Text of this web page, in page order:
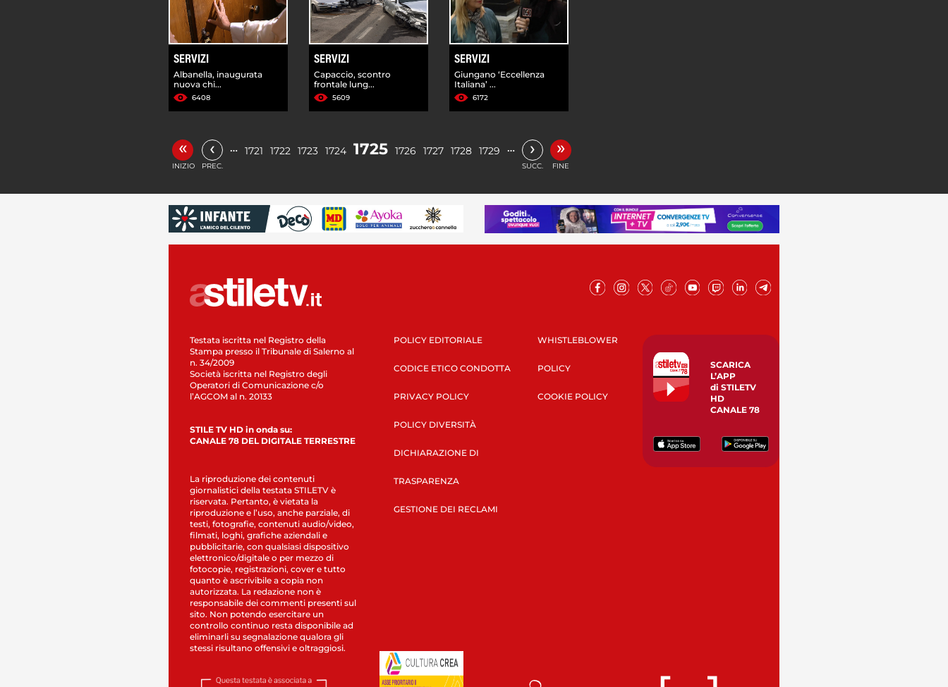
SERVIZI
Albanella, inaugurata
nuova chi...
6408
SERVIZI
Capaccio, scontro
frontale lung...
5609
SERVIZI
Giungano ‘Eccellenza
Italiana’ ...
6172
«
INIZIO
‹
PREC.
… 1721 1722 1723 1724 1725 1726 1727 1728 1729 … ›
SUCC.
»
FINE
Testata iscritta nel Registro della
Stampa presso il Tribunale di Salerno al
n. 34/2009
Società iscritta nel Registro degli
Operatori di Comunicazione c/o
l’AGCOM al n. 20133
STILE TV HD in onda su:
CANALE 78 DEL DIGITALE TERRESTRE
La riproduzione dei contenuti
giornalistici della testata STILETV è
riservata. Pertanto, è vietata la
riproduzione e l’uso, anche parziale, di
testi, fotografie, contenuti audio/video,
filmati, loghi, grafiche aziendali e
pubblicitarie, con qualsiasi dispositivo
elettronico/digitale o per mezzo di
fotocopie, registrazioni, cover e tutto
quanto è ascrivibile a copia non
autorizzata. La redazione non è
responsabile dei commenti presenti sul
sito. Non potendo esercitare un
controllo continuo resta disponibile ad
eliminarli su segnalazione qualora gli
stessi risultano offensivi e oltraggiosi.
POLICY EDITORIALE
CODICE ETICO CONDOTTA
PRIVACY POLICY
POLICY DIVERSITÀ
DICHIARAZIONE DI
TRASPARENZA
GESTIONE DEI RECLAMI
WHISTLEBLOWER
POLICY
COOKIE POLICY
SCARICA
L’APP
di STILETV
HD
CANALE 78